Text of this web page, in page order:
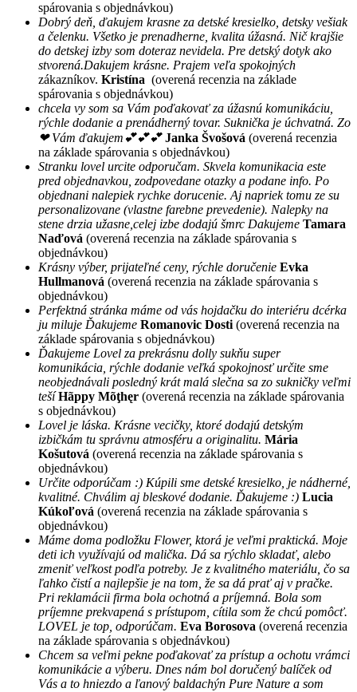
spárovania s objednávkou)
Dobrý deň, ďakujem krasne za detské kresielko, detsky vešiak
a čelenku. Všetko je prenadherne, kvalita úžasná. Nič krajšie
do detskej izby som doteraz nevidela. Pre detský dotyk ako
stvorená.Dakujem krásne. Prajem veľa spokojných
zákazníkov. Kristína (overená recenzia na základe
spárovania s objednávkou)
chcela vy som sa Vám poďakovať za úžasnú komunikáciu,
rýchle dodanie a prenádherný tovar. Suknička je úchvatná. Zo
❤ Vám ďakujem💕💕💕 Janka Švošová (overená recenzia
na základe spárovania s objednávkou)
Stranku lovel urcite odporučam. Skvela komunikacia este
pred objednavkou, zodpovedane otazky a podane info. Po
objednani nalepiek rychke dorucenie. Aj napriek tomu ze su
personalizovane (vlastne farebne prevedenie). Nalepky na
stene drzia užasne,celej izbe dodajú šmrc Dakujeme Tamara
Naďová (overená recenzia na základe spárovania s
objednávkou)
Krásny výber, prijateľné ceny, rýchle doručenie Evka
Hullmanová (overená recenzia na základe spárovania s
objednávkou)
Perfektná stránka máme od vás hojdačku do interiéru dcérka
ju miluje Ďakujeme Romanovic Dosti (overená recenzia na
základe spárovania s objednávkou)
Ďakujeme Lovel za prekrásnu dolly sukňu super
komunikácia, rýchle dodanie veľká spokojnosť určite sme
neobjednávali posledný krát malá slečna sa zo sukničky veľmi
tešíHãppy Mõţhęr (overená recenzia na základe spárovania
s objednávkou)
Lovel je láska. Krásne vecičky, ktoré dodajú detským
izbičkám tu správnu atmosféru a originalitu. Mária
Košutová (overená recenzia na základe spárovania s
objednávkou)
Určite odporúčam :) Kúpili sme detské kresielko, je nádherné,
kvalitné. Chválim aj bleskové dodanie. Ďakujeme :) Lucia
Kúkoľová (overená recenzia na základe spárovania s
objednávkou)
Máme doma podložku Flower, ktorá je veľmi praktická. Moje
deti ich využívajú od malička. Dá sa rýchlo skladať, alebo
zmeniť veľkost podľa potreby. Je z kvalitného materiálu, čo sa
ľahko čistí a najlepšie je na tom, že sa dá prať aj v pračke.
Pri reklamácii firma bola ochotná a príjemná. Bola som
príjemne prekvapená s prístupom, cítila som že chcú pomôcť.
LOVEL je top, odporúčam. Eva Borosova (overená recenzia
na základe spárovania s objednávkou)
Chcem sa veľmi pekne poďakovať za prístup a ochotu vrámci
komunikácie a výberu. Dnes nám bol doručený balíček od
Vás a to hniezdo a ľanový baldachýn Pure Nature a som